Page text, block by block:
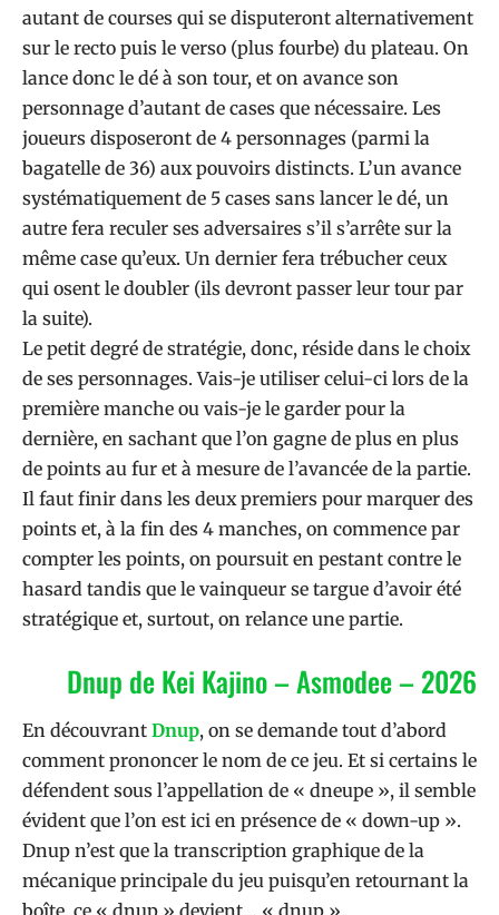
autant de courses qui se disputeront alternativement
sur le recto puis le verso (plus fourbe) du plateau. On
lance donc le dé à son tour, et on avance son
personnage d’autant de cases que nécessaire. Les
joueurs disposeront de 4 personnages (parmi la
bagatelle de 36) aux pouvoirs distincts. L’un avance
systématiquement de 5 cases sans lancer le dé, un
autre fera reculer ses adversaires s’il s’arrête sur la
même case qu’eux. Un dernier fera trébucher ceux
qui osent le doubler (ils devront passer leur tour par
la suite).
Le petit degré de stratégie, donc, réside dans le choix
de ses personnages. Vais-je utiliser celui-ci lors de la
première manche ou vais-je le garder pour la
dernière, en sachant que l’on gagne de plus en plus
de points au fur et à mesure de l’avancée de la partie.
Il faut finir dans les deux premiers pour marquer des
points et, à la fin des 4 manches, on commence par
compter les points, on poursuit en pestant contre le
hasard tandis que le vainqueur se targue d’avoir été
stratégique et, surtout, on relance une partie.
Dnup de Kei Kajino – Asmodee – 2026
En découvrant Dnup, on se demande tout d’abord
comment prononcer le nom de ce jeu. Et si certains le
défendent sous l’appellation de « dneupe », il semble
évident que l’on est ici en présence de « down-up ».
Dnup n’est que la transcription graphique de la
mécanique principale du jeu puisqu’en retournant la